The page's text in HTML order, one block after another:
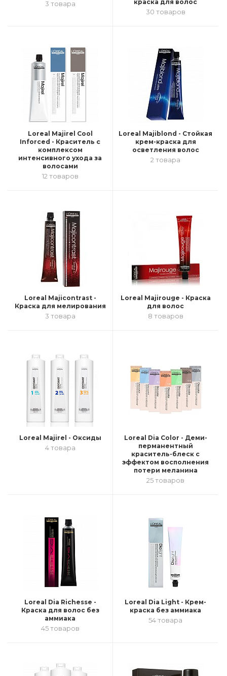
3 товара
краска для волос
30 товаров
Loreal Majirel Cool
Inforced - Краситель с
комплексом
интенсивного ухода за
волосами
12 товаров
Loreal Majiblond - Стойкая
крем-краска для
осветления волос
2 товара
Loreal Majicontrast -
Краска для мелирования
3 товара
Loreal Majirouge - Краска
для волос
8 товаров
Loreal Majirel - Оксиды
4 товара
Loreal Dia Color - Деми-
перманентный
краситель-блеск с
эффектом восполнения
потери меланина
25 товаров
Loreal Dia Richesse -
Краска для волос без
аммиака
45 товаров
Loreal Dia Light - Крем-
краска без аммиака
54 товара